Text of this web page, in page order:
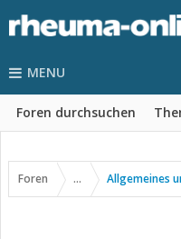
MENU
Foren durchsuchen
Foren ... Allgemeines